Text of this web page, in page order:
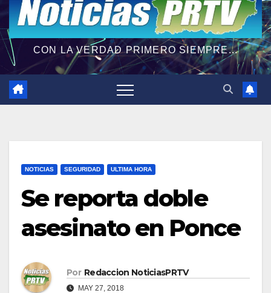
CON LA VERDAD PRIMERO SIEMPRE...
NOTICIAS SEGURIDAD ULTIMA HORA
Se reporta doble
asesinato en Ponce
Por Redaccion NoticiasPRTV
MAY 27, 2018